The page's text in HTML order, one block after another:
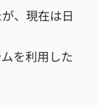
、現在は日
を利用した